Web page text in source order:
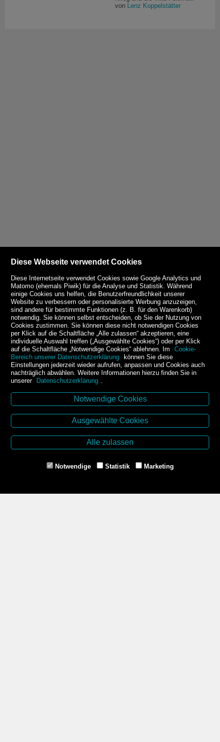
von Lenz Koppelstätter
Kontakt
Buchhandlung Kirchner-Krämer
Dr.-Karl-Renner-Platz 2
2000 Stockerau
Mail: buchhandlung@aon.at
Diese Webseite verwendet Cookies
Diese Internetseite verwendet Cookies sowie Google Analytics und
Matomo (ehemals Piwik) für die Analyse und Statistik. Während
einige Cookies uns helfen, die Benutzerfreundlichkeit unserer
Website zu verbessern oder personalisierte Werbung anzuzeigen,
sind andere für bestimmte Funktionen (z. B. für den Warenkorb)
notwendig. Sie können selbst entscheiden, ob Sie der Nutzung von
Cookies zustimmen. Sie können diese nicht notwendigen Cookies
per Klick auf die Schaltfläche „Alle zulassen“ akzeptieren, eine
individuelle Auswahl treffen („Ausgewählte Cookies“) oder per Klick
auf die Schaltfläche „Notwendige Cookies“ ablehnen. Im
Cookie-
Bereich unserer Datenschutzerklärung können Sie diese
Einstellungen jederzeit wieder aufrufen, anpassen und Cookies auch
nachträglich abwählen. Weitere Informationen hierzu finden Sie in
unserer Datenschutzerklärung
Notwendige Cookies
Ausgewählte Cookies
Alle zulassen
Notwendige Statistik Marketing